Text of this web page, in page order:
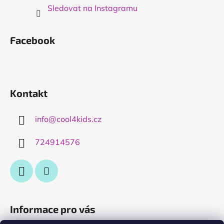
Sledovat na Instagramu
Facebook
Kontakt
info@cool4kids.cz
724914576
Informace pro vás